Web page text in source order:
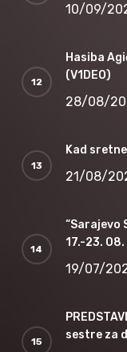
10/09/
Hasiba
(V1DEO)
28/08/
Kad
21/08/
“Sarajevo
17.-23. 08.
19/07/
sestre za